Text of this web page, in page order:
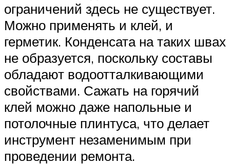
ограничений здесь не существует.
Можно применять и клей, и
герметик. Конденсата на таких швах
не образуется, поскольку составы
обладают водоотталкивающими
свойствами. Сажать на горячий
клей можно даже напольные и
потолочные плинтуса, что делает
инструмент незаменимым при
проведении ремонта.